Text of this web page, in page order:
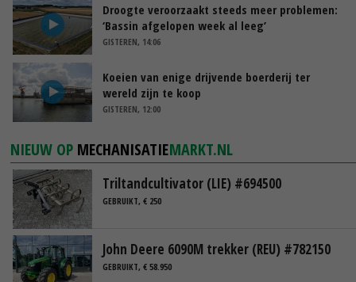
Droogte veroorzaakt steeds meer problemen:
‘Bassin afgelopen week al leeg’
GISTEREN, 14:06
Koeien van enige drijvende boerderij ter
wereld zijn te koop
GISTEREN, 12:00
NIEUW OP MECHANISATIEMARKT.NL
Triltandcultivator (LIE) #694500
GEBRUIKT, € 250
John Deere 6090M trekker (REU) #782150
GEBRUIKT, € 58.950